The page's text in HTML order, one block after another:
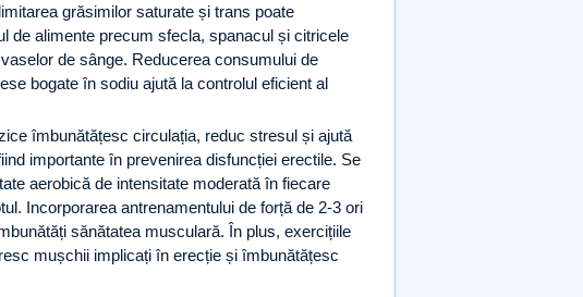
grăsimilor saturate și trans poate
de alimente precum sfecla, spanacul și citricele
de sânge. Reducerea consumului de
bogate în sodiu ajută la controlul eficient al
îmbunătățesc circulația, reduc stresul și ajută
importante în prevenirea disfuncției erectile. Se
aerobică de intensitate moderată în fiecare
Incorporarea antrenamentului de forță de 2-3 ori
sănătatea musculară. În plus, exercițiile
mușchii implicați în erecție și îmbunătățesc